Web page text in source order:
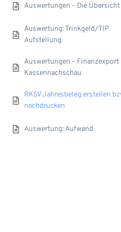
Auswer­tungen – Die Über­sicht
Auswer­tung: Trinkgeld/TIP
Aufstel­lung
Auswer­tungen – Finanz­ex­port
Kassen­nach­schau
RKSV Jahres­beleg erstellen
nach­dru­cken
Auswer­tung: Aufwand